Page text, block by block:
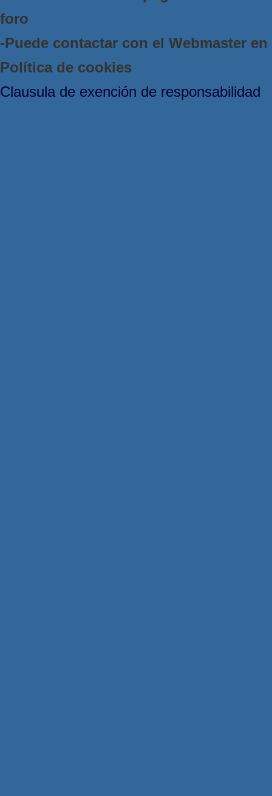
foro
-Puede contactar con el Webmaster
Política de cookies
Clausula de exención de responsabilidad